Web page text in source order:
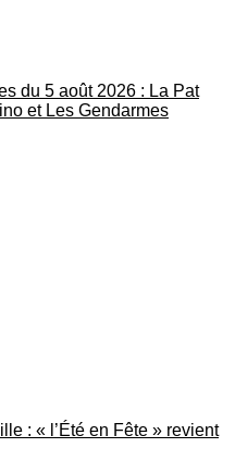
du 5 août 2026 : La Pat
et Les Gendarmes
: « l’Été en Fête » revient